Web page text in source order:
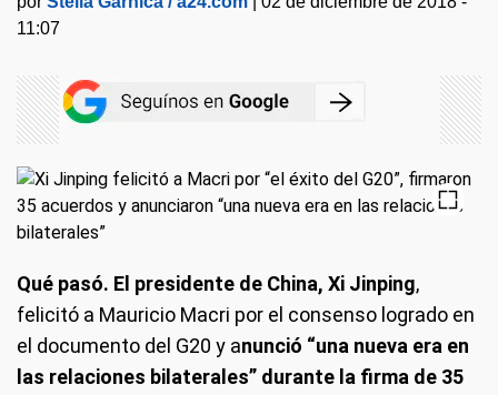
11:07
Qué pasó. El presidente de China, Xi Jinping,
felicitó a Mauricio Macri por el consenso logrado en
el documento del G20 y anunció “una nueva era en
las relaciones bilaterales” durante la firma de 35